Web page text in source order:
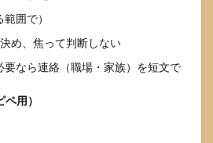
囲で）
め、焦って判断しない
要なら連絡（職場・家族）を短文で
用）